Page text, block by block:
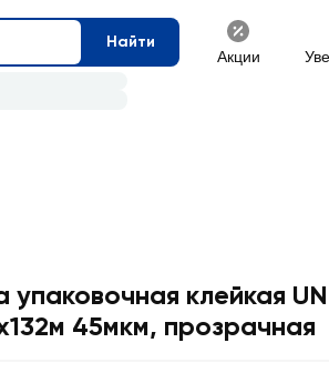
Найти
Акции
упаковочная клейкая
45мкм, прозрачная